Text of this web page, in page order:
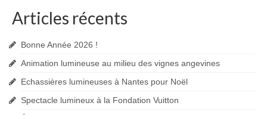
Articles récents
Bonne Année 2026 !
Animation lumineuse au milieu des vignes angevines
Echassières lumineuses à Nantes pour Noël
Spectacle lumineux à la Fondation Vuitton